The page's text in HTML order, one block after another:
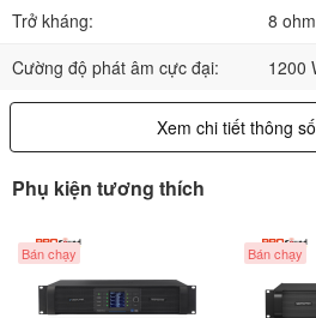
Trở kháng:
8 ohm
Cường độ phát âm cực đại:
1200
Xem chi tiết thông
Phụ kiện tương thích
Bán chạy Bán chạy